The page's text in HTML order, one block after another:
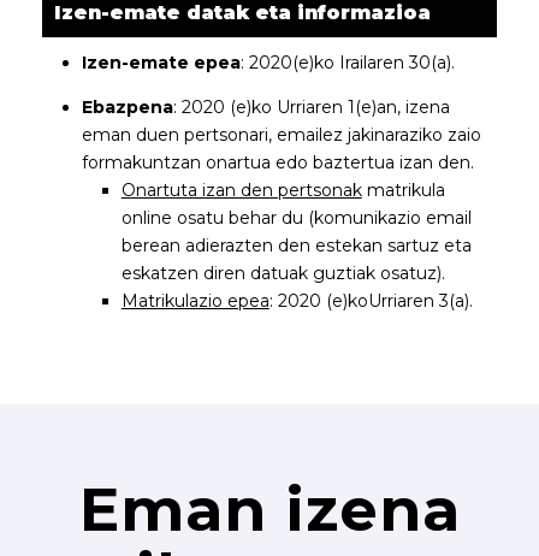
Izen-emate datak eta informazioa
Izen-emate epea: 2020(e)ko Irailaren 30(a).
Ebazpena: 2020 (e)ko Urriaren 1(e)an, izena
eman duen pertsonari, emailez jakinaraziko zaio
formakuntzan onartua edo baztertua izan den.
Onartuta izan den pertsonakmatrikula
online osatu behar du (komunikazio email
berean adierazten den estekan sartuz eta
eskatzen diren datuak guztiak osatuz).
Matrikulazio epea: 2020 (e)koUrriaren 3(a).
Eman izena